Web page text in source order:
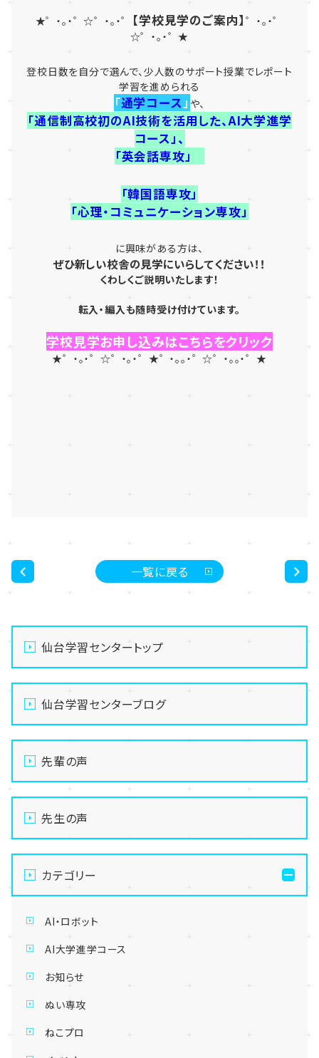
★゜・。・゜☆゜・。・゜ 【学校見学のご案内】゜・。・゜
☆゜・。・゜★
登校日数を自分で選んで、少人数のサポート授業でレポート
学習を進められる
「通学コース」 や、
「通信制高校初のAI技術を活用した、AI大学進学
コース」、
「英会話専攻」
「韓国語専攻」
「心理・コミュニケーション専攻」
に興味がある方は、
ぜひ新しい校舎の見学にいらしてください！！
くわしくご説明いたします！
転入・編入も随時受け付けています。
学校見学お申し込みはこちらをクリック
★゜・。・゜☆゜・。・゜★゜・。。・゜☆゜・。。・゜★
一覧に戻る
仙台学習センタートップ
仙台学習センターブログ
先輩の声
先生の声
カテゴリー
AI・ロボット
AI大学進学コース
お知らせ
ぬい専攻
ねこプロ